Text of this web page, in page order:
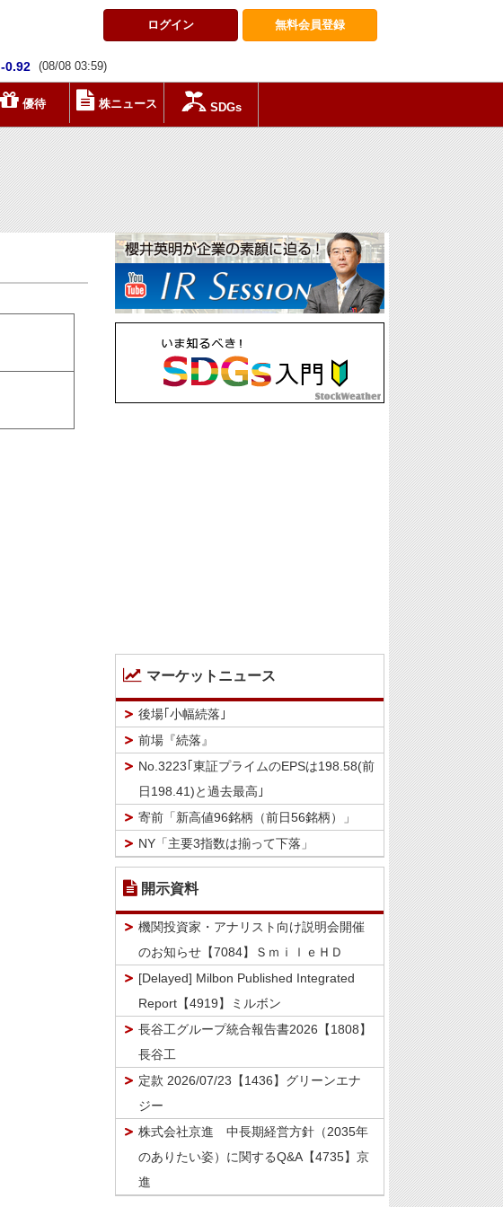
無料会員登録
ログイン
-0.92 (08/08 03:59)
優待 株ニュース SDGs
マーケットニュース
後場｢小幅続落｣
前場『続落』
No.3223｢東証プライムのEPSは198.58(前
日198.41)と過去最高｣
寄前「新高値96銘柄（前日56銘柄）」
NY「主要3指数は揃って下落」
開示資料
機関投資家・アナリスト向け説明会開催
のお知らせ【7084】ＳｍｉｌｅＨＤ
[Delayed] Milbon Published Integrated
Report【4919】ミルボン
長谷工グループ統合報告書2026【1808】
長谷工
定款 2026/07/23【1436】グリーンエナ
ジー
株式会社京進 中長期経営方針（2035年
のありたい姿）に関するQ&A【4735】京
進